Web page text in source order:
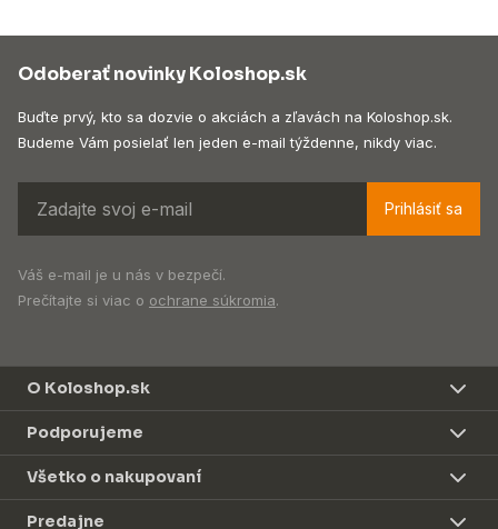
Odoberať novinky Koloshop.sk
Buďte prvý, kto sa dozvie o akciách a zľavách na Koloshop.sk.
Budeme Vám posielať len jeden e-mail týždenne, nikdy viac.
Prihlásiť sa
Váš e-mail je u nás v bezpečí.
Prečítajte si viac o ochrane súkromia.
O Koloshop.sk
Podporujeme
Všetko o nakupovaní
Predajne